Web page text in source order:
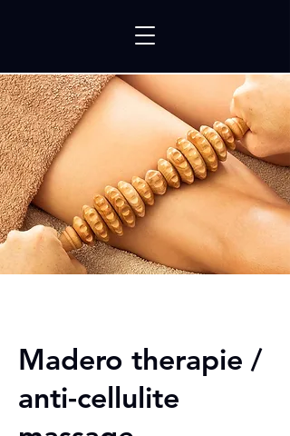
Madero therapie /
anti-cellulite